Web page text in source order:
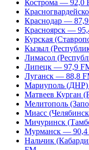
Кострома — 92,0
Краснодар —
Красноярск —
Курская
Кызыл
Лимасол
Липецк — 97,9
Луганск — 88,8
Мариуполь
Матвеев Курган
Мелитополь
Миасс
Мичуринск
Мурманск — 90,4
Нальчик